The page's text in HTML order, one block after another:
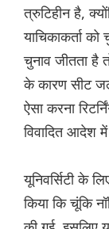
त्रुटिहीन है,
याचिकाकर्ता
चुनाव जीतता है
के कारण सीट
ऐसा करना
विवादित आदेश
यूनिवर्सिटी के
किया कि चूंकि